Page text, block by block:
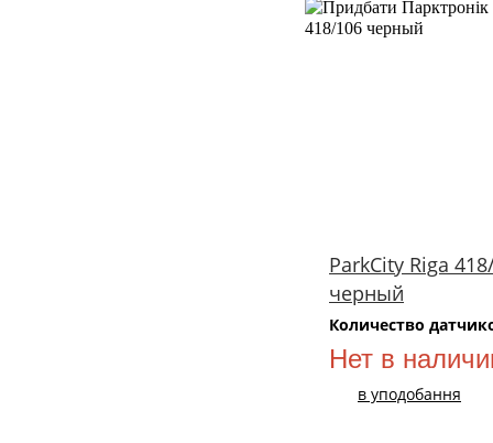
ParkCity Riga
черный
Количество
Нет в
в уподобання